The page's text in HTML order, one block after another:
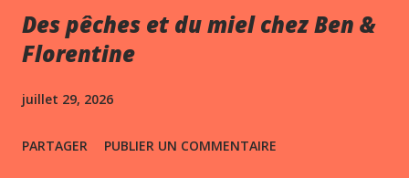
Des pêches et du miel chez Ben &
Florentine
juillet 29, 2026
PARTAGER PUBLIER UN COMMENTAIRE